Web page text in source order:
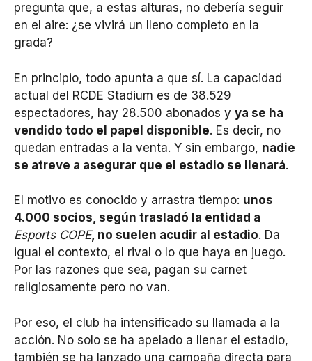
pregunta que, a estas alturas, no debería seguir
en el aire: ¿se vivirá un lleno completo en la
grada?
En principio, todo apunta a que sí. La capacidad
actual del RCDE Stadium es de 38.529
espectadores, hay 28.500 abonados y ya se ha
vendido todo el papel disponible. Es decir, no
quedan entradas a la venta. Y sin embargo, nadie
se atreve a asegurar que el estadio se llenará.
El motivo es conocido y arrastra tiempo: unos
4.000 socios, según trasladó la entidad a
Esports COPE, no suelen acudir al estadio. Da
igual el contexto, el rival o lo que haya en juego.
Por las razones que sea, pagan su carnet
religiosamente pero no van.
Por eso, el club ha intensificado su llamada a la
acción. No solo se ha apelado a llenar el estadio,
también se ha lanzado una campaña directa para